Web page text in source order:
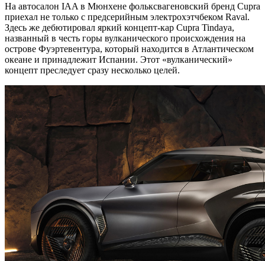
На автосалон IAA в Мюнхене фольксвагеновский бренд Cupra
приехал не только с предсерийным электрохэтчбеком Raval.
Здесь же дебютировал яркий концепт-кар Cupra Tindaya,
названный в честь горы вулканического происхождения на
острове Фуэртевентура, который находится в Атлантическом
океане и принадлежит Испании. Этот «вулканический»
концепт преследует сразу несколько целей.